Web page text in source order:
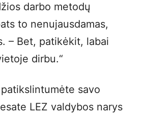
darbo metodų
to nenujausdamas,
– Bet, patikėkit, labai
dirbu.“
savo
LEZ valdybos narys